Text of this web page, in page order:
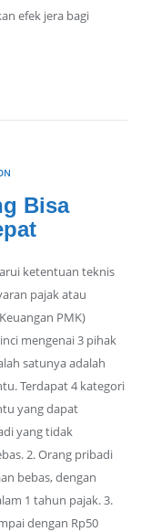
efek jera bagi
Bisa
ketentuan teknis
pajak atau
PMK)
mengenai 3 pihak
satunya adalah
Terdapat 4 kategori
yang dapat
yang tidak
2. Orang pribadi
bebas, dengan
1 tahun pajak. 3.
dengan Rp50